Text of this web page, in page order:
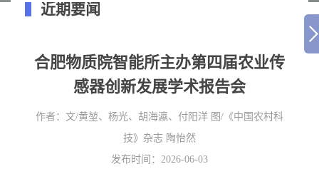
近期要闻
合肥物质院智能所主办第四届农业传
感器创新发展学术报告会
作者： 文/黄堃、杨光、胡海瀛、付阳洋 图/《中国农村科
技》杂志 陶怡然
发布时间：2026-06-03